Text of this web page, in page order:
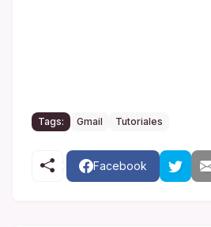
Tags: Gmail Tutoriales
Facebook